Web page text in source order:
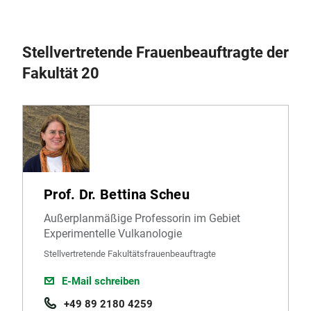
Stellvertretende Frauenbeauftragte der
Fakultät 20
Prof. Dr. Bettina Scheu
Außerplanmäßige Professorin im Gebiet
Experimentelle Vulkanologie
Stellvertretende Fakultätsfrauenbeauftragte
E-Mail schreiben
+49 89 2180 4259